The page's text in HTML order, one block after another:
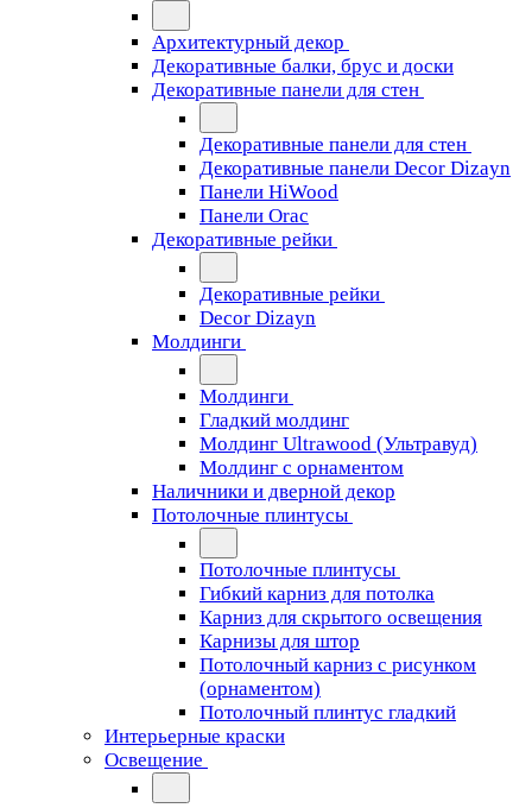
Архитектурный декор
Декоративные балки, брус и доски
Декоративные панели для стен
Декоративные панели для стен
Декоративные панели Decor Dizayn
Панели HiWood
Панели Orac
Декоративные рейки
Декоративные рейки
Decor Dizayn
Молдинги
Молдинги
Гладкий молдинг
Молдинг Ultrawood (Ультравуд)
Молдинг с орнаментом
Наличники и дверной декор
Потолочные плинтусы
Потолочные плинтусы
Гибкий карниз для потолка
Карниз для скрытого освещения
Карнизы для штор
Потолочный карниз с рисунком
(орнаментом)
Потолочный плинтус гладкий
Интерьерные краски
Освещение